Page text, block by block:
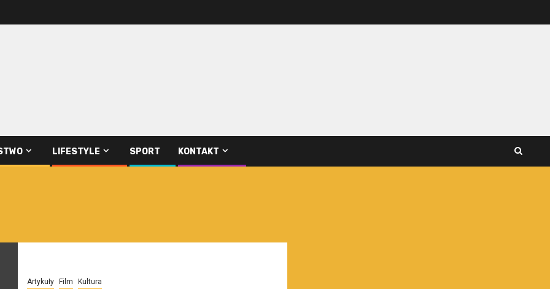
LIFESTYLE SPORT KONTAKT
Artykuły Film Kultura